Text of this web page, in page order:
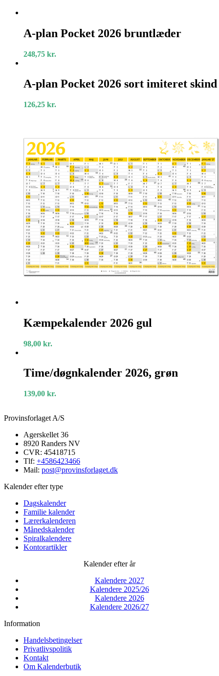
plan
Pocket
bruntlæder
A-plan Pocket 2026 bruntlæder
248,75 kr.
plan
Pocket
sort
A-plan Pocket 2026 sort imiteret skind
126,25 kr.
2026
gul
Kæmpekalender 2026 gul
98,00 kr.
2026,
grøn
Time/døgnkalender 2026, grøn
139,00 kr.
Provinsforlaget A/S
Agerskellet 36
8920 Randers NV
CVR: 45418715
Tlf: +4586423466
Mail: post@provinsforlaget.dk
Kalender efter type
Dagskalender
Familie kalender
Lærerkalenderen
Månedskalender
Spiralkalendere
Kontorartikler
Kalender efter år
Kalendere 2027
Kalendere 2025/26
Kalendere 2026
Kalendere 2026/27
Information
Handelsbetingelser
Privatlivspolitik
Kontakt
Om Kalenderbutik